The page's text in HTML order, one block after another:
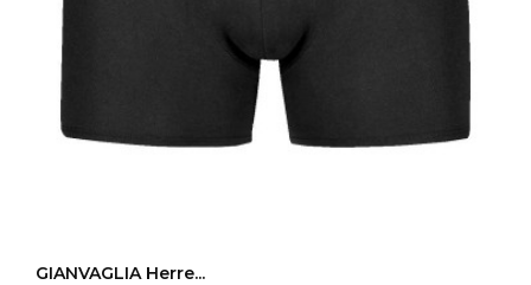
GIANVAGLIA Herre...